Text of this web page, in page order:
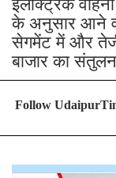
इलेक्ट्रिक
के अनुसार आने
सेगमेंट में और
बाजार का
Follow